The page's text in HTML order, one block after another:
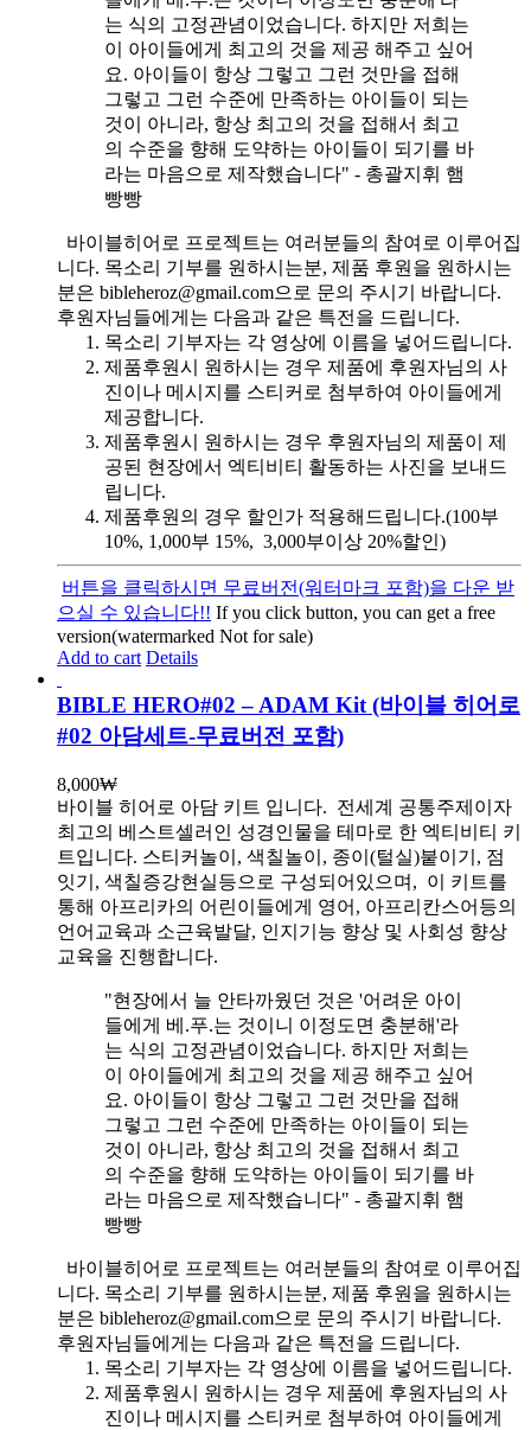
는 식의 고정관념이었습니다. 하지만 저희는
이 아이들에게 최고의 것을 제공 해주고 싶어
요. 아이들이 항상 그렇고 그런 것만을 접해
그렇고 그런 수준에 만족하는 아이들이 되는
것이 아니라, 항상 최고의 것을 접해서 최고
의 수준을 향해 도약하는 아이들이 되기를 바
라는 마음으로 제작했습니다" - 총괄지휘 햄
빵빵
바이블히어로 프로젝트는 여러분들의 참여로 이루어집
니다. 목소리 기부를 원하시는분, 제품 후원을 원하시는
분은 bibleheroz@gmail.com으로 문의 주시기 바랍니다.
후원자님들에게는 다음과 같은 특전을 드립니다.
목소리 기부자는 각 영상에 이름을 넣어드립니다.
제품후원시 원하시는 경우 제품에 후원자님의 사
진이나 메시지를 스티커로 첨부하여 아이들에게
제공합니다.
제품후원시 원하시는 경우 후원자님의 제품이 제
공된 현장에서 엑티비티 활동하는 사진을 보내드
립니다.
제품후원의 경우 할인가 적용해드립니다.(100부
10%, 1,000부 15%, 3,000부이상 20%할인)
버튼을 클릭하시면 무료버전(워터마크 포함)을 다운 받
으실 수 있습니다!! If you click button, you can get a free
version(watermarked Not for sale)
Add to cart Details
BIBLE HERO#02 – ADAM Kit (바이블 히어로
#02 아담세트-무료버전 포함)
8,000₩
바이블 히어로 아담 키트 입니다. 전세계 공통주제이자
최고의 베스트셀러인 성경인물을 테마로 한 엑티비티 키
트입니다. 스티커놀이, 색칠놀이, 종이(털실)붙이기, 점
잇기, 색칠증강현실등으로 구성되어있으며, 이 키트를
통해 아프리카의 어린이들에게 영어, 아프리칸스어등의
언어교육과 소근육발달, 인지기능 향상 및 사회성 향상
교육을 진행합니다.
"현장에서 늘 안타까웠던 것은 '어려운 아이
들에게 베.푸.는 것이니 이정도면 충분해'라
는 식의 고정관념이었습니다. 하지만 저희는
이 아이들에게 최고의 것을 제공 해주고 싶어
요. 아이들이 항상 그렇고 그런 것만을 접해
그렇고 그런 수준에 만족하는 아이들이 되는
것이 아니라, 항상 최고의 것을 접해서 최고
의 수준을 향해 도약하는 아이들이 되기를 바
라는 마음으로 제작했습니다" - 총괄지휘 햄
빵빵
바이블히어로 프로젝트는 여러분들의 참여로 이루어집
니다. 목소리 기부를 원하시는분, 제품 후원을 원하시는
분은 bibleheroz@gmail.com으로 문의 주시기 바랍니다.
후원자님들에게는 다음과 같은 특전을 드립니다.
목소리 기부자는 각 영상에 이름을 넣어드립니다.
제품후원시 원하시는 경우 제품에 후원자님의 사
진이나 메시지를 스티커로 첨부하여 아이들에게